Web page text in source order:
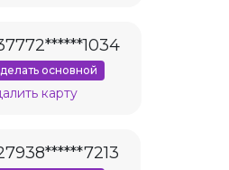
основной
карту